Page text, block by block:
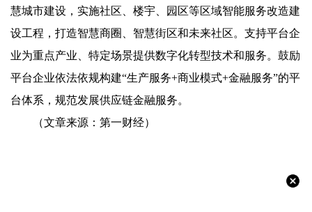
慧城市建设，实施社区、楼宇、园区等区域智能服务改造建
设工程，打造智慧商圈、智慧街区和未来社区。支持平台企
业为重点产业、特定场景提供数字化转型技术和服务。鼓励
平台企业依法依规构建“生产服务+商业模式+金融服务”的平
台体系，规范发展供应链金融服务。
（文章来源：第一财经）